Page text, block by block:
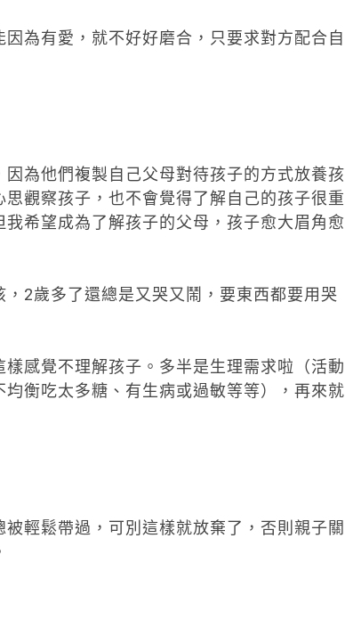
為有愛，就不好好磨合，只要求對方配合自
為他們複製自己父母對待孩子的方式放養孩
觀察孩子，也不會覺得了解自己的孩子很重
希望成為了解孩子的父母，孩子愈大眉角愈
2歲多了還總是又哭又鬧，要東西都要用哭
感覺不理解孩子。多半是生理需求啦（活動
衡吃太多糖、有生病或過敏等等），再來就
輕鬆帶過，可別這樣就放棄了，否則親子關